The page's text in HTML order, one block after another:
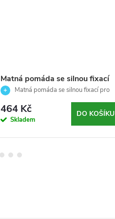
Matná pomáda se silnou fixací
pro nedbalý, volný a rozcuchaný
styl vlasů - Reuzel - 95g
Matná pomáda se silnou fixací pro
464 Kč
Skladem
DO KOŠÍKU